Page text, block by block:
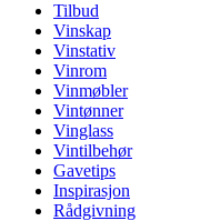
Tilbud
Vinskap
Vinstativ
Vinrom
Vinmøbler
Vintønner
Vinglass
Vintilbehør
Gavetips
Inspirasjon
Rådgivning